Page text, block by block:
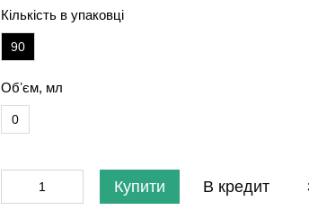
Кількість в упаковці
90
Обʼєм, мл
0
Купити В кредит